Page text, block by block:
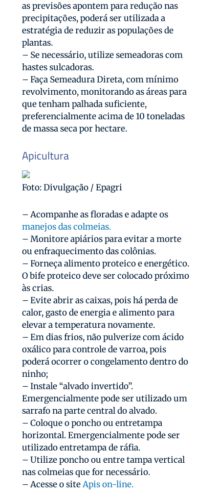
as previsões apontem para redução nas
precipitações, poderá ser utilizada a
estratégia de reduzir as populações de
plantas.
– Se necessário, utilize semeadoras com
hastes sulcadoras.
– Faça Semeadura Direta, com mínimo
revolvimento, monitorando as áreas para
que tenham palhada suficiente,
preferencialmente acima de 10 toneladas
de massa seca por hectare.
Apicultura
Foto: Divulgação / Epagri
– Acompanhe as floradas e adapte os
manejos das colmeias.
– Monitore apiários para evitar a morte
ou enfraquecimento das colônias.
– Forneça alimento proteico e energético.
O bife proteico deve ser colocado próximo
às crias.
– Evite abrir as caixas, pois há perda de
calor, gasto de energia e alimento para
elevar a temperatura novamente.
– Em dias frios, não pulverize com ácido
oxálico para controle de varroa, pois
poderá ocorrer o congelamento dentro do
ninho;
– Instale “alvado invertido”.
Emergencialmente pode ser utilizado um
sarrafo na parte central do alvado.
– Coloque o poncho ou entretampa
horizontal. Emergencialmente pode ser
utilizado entretampa de ráfia.
– Utilize poncho ou entre tampa vertical
nas colmeias que for necessário.
– Acesse o siteApis on-line.